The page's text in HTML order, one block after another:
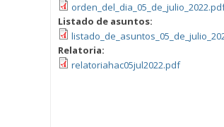
Listado de asuntos:
Relatoria:
relatoriahac05jul2022.pdf